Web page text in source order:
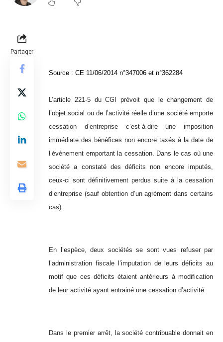
Partager
Source : CE 11/06/2014 n°347006 et n°362284
L’article 221-5 du CGI prévoit que le changement de
l’objet social ou de l’activité réelle d’une société emporte
cessation d’entreprise c’est-à-dire une imposition
immédiate des bénéfices non encore taxés à la date de
l’évènement emportant la cessation. Dans le cas où une
société a constaté des déficits non encore imputés,
ceux-ci sont définitivement perdus suite à la cessation
d’entreprise (sauf obtention d’un agrément dans certains
cas).
En l’espèce, deux sociétés se sont vues refuser par
l’administration fiscale l’imputation de leurs déficits au
motif que ces déficits étaient antérieurs à modification
de leur activité ayant entrainé une cessation d’activité.
Dans le premier arrêt, la société contribuable donnait en